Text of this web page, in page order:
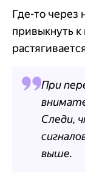
Где-то
привыкнуть к
При
Следи,
выше.